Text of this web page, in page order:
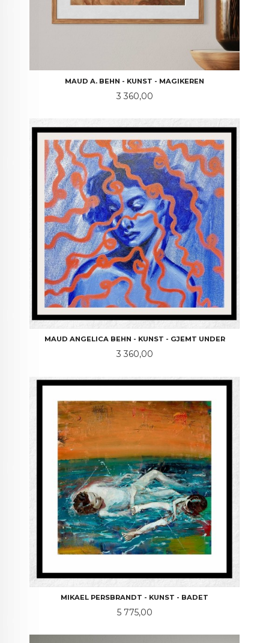
MAUD A. BEHN - KUNST - MAGIKEREN
Pris
3 360,00
MAUD ANGELICA BEHN - KUNST - GJEMT UNDER
Pris
3 360,00
MIKAEL PERSBRANDT - KUNST - BADET
Pris
5 775,00